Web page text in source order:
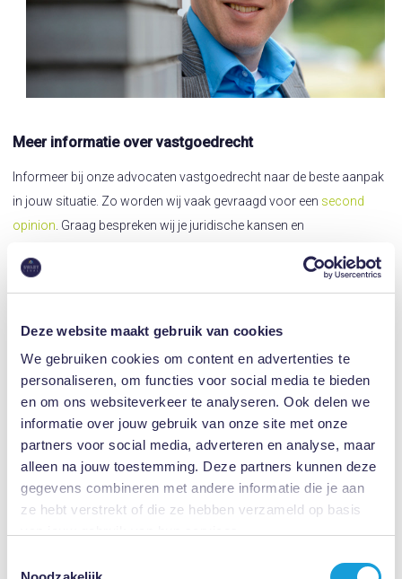
Deze website maakt gebruik van cookies
We gebruiken cookies om content en advertenties te
personaliseren, om functies voor social media te bieden
en om ons websiteverkeer te analyseren. Ook delen we
informatie over jouw gebruik van onze site met onze
partners voor social media, adverteren en analyse, maar
alleen na jouw toestemming. Deze partners kunnen deze
gegevens combineren met andere informatie die je aan
ze hebt verstrekt of die ze hebben verzameld op basis
Meer informatie over vastgoedrecht
Informeer bij onze advocaten vastgoedrecht naar de beste aanpak
in jouw situatie. Zo worden wij vaak gevraagd voor een second
opinion. Graag bespreken wij je juridische kansen en
woord. Vul ons
085 - 020 10 10
en vraag naar advocaat mr. Marco Swart.